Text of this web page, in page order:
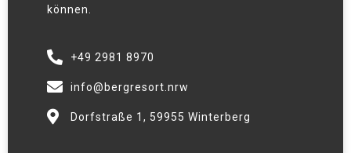
können.
+49 2981 8970
info@bergresort.nrw
Dorfstraße 1, 59955 Winterberg